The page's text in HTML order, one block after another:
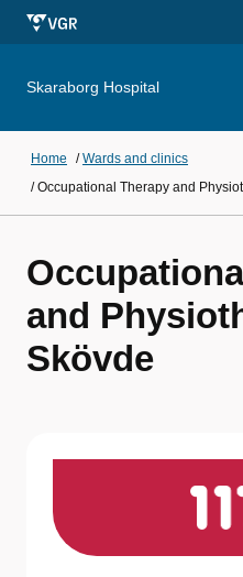
Skaraborg Hospital
Home /Wards and clinics
/Occupational Therapy and
and
Skövde